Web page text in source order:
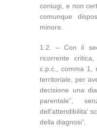
coniugi, e non
comunque
minore.
1.2. – Con il
ricorrente
c.p.c., comma 1,
territoriale, per
decisione una
parentale”,
dell’attendibilita’
della diagnosi”.